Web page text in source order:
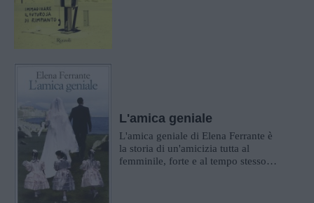
L'amica geniale
L'amica geniale di Elena Ferrante è
la storia di un'amicizia tutta al
femminile, forte e al tempo stesso